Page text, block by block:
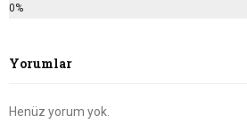
0%
Yorumlar
Henüz yorum yok.